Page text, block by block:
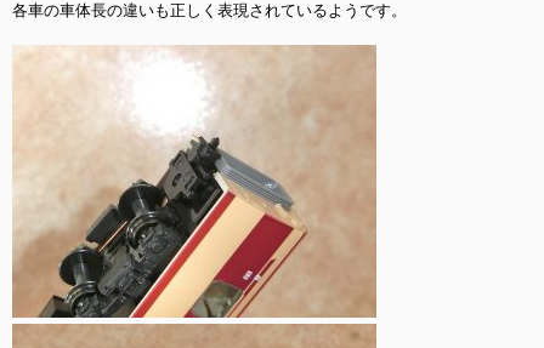
各車の車体長の違いも正しく表現されているようです。